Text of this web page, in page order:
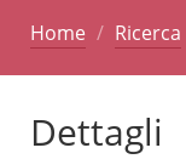
Home Ricerca
Dettagli